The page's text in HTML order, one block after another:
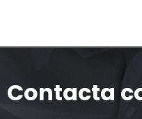
Contacta